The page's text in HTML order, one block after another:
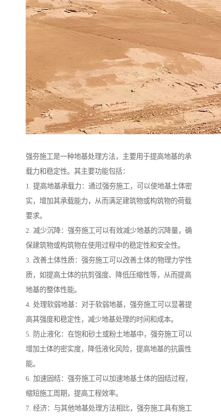
强夯施工是一种地基处理方法，主要用于提高地基的承
载力和稳定性。其主要功能包括：
1. 提高地基承载力：通过强夯施工，可以使地基土体密
实，增加其承载能力，从而满足建筑物或构筑物的荷载
要求。
2. 减少沉降：强夯施工可以有效减少地基的沉降量，确
保建筑物或构筑物在使用过程中的稳定性和安全性。
3. 改善土体性质：强夯施工可以改善土体的物理力学性
质，如提高土体的抗剪强度、降低压缩性等，从而提高
地基的整体性能。
4. 处理软弱地基：对于软弱地基，强夯施工可以显著提
高其强度和稳定性，减少地基处理的时间和成本。
5. 防止液化：在饱和砂土或粉土地基中，强夯施工可以
增加土体的密实度，降低液化风险，提高地基的抗震性
能。
6. 加速固结：强夯施工可以加速地基土体的固结过程，
缩短施工周期，提高工程效率。
7. 经济：与其他地基处理方法相比，强夯施工具有施工